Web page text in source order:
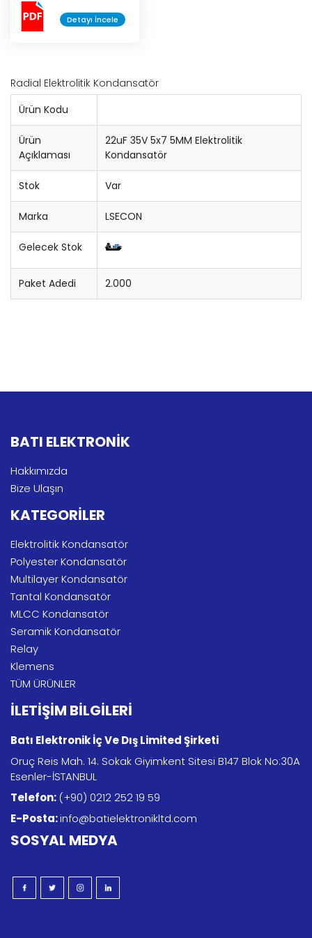
Konnektör
Trimpot
Sigorta
Potansiyometre
Cihaz Düğmesi
Bobin
Lehim Teli
Detayı İncele
Radial Elektrolitik Kondansatör
Ürün Kodu
Ürün
Açıklaması
22uF 35V 5x7 5MM Elektrolitik
Kondansatör
Stok Var
Marka LSECON
Gelecek Stok
Paket Adedi 2.000
BATI ELEKTRONİK
Hakkımızda
Bize Ulaşın
KATEGORİLER
Elektrolitik Kondansatör
Polyester Kondansatör
Multilayer Kondansatör
Tantal Kondansatör
MLCC Kondansatör
Seramik Kondansatör
Relay
Klemens
TÜM ÜRÜNLER
İLETİŞİM BİLGİLERİ
Batı Elektronik İç Ve Dış Limited Şirketi
Oruç Reis Mah. 14. Sokak Giyimkent Sitesi B147 Blok No:30A
Esenler-İSTANBUL
Telefon: (+90) 0212 252 19 59
E-Posta:info@batielektronikltd.com
SOSYAL MEDYA